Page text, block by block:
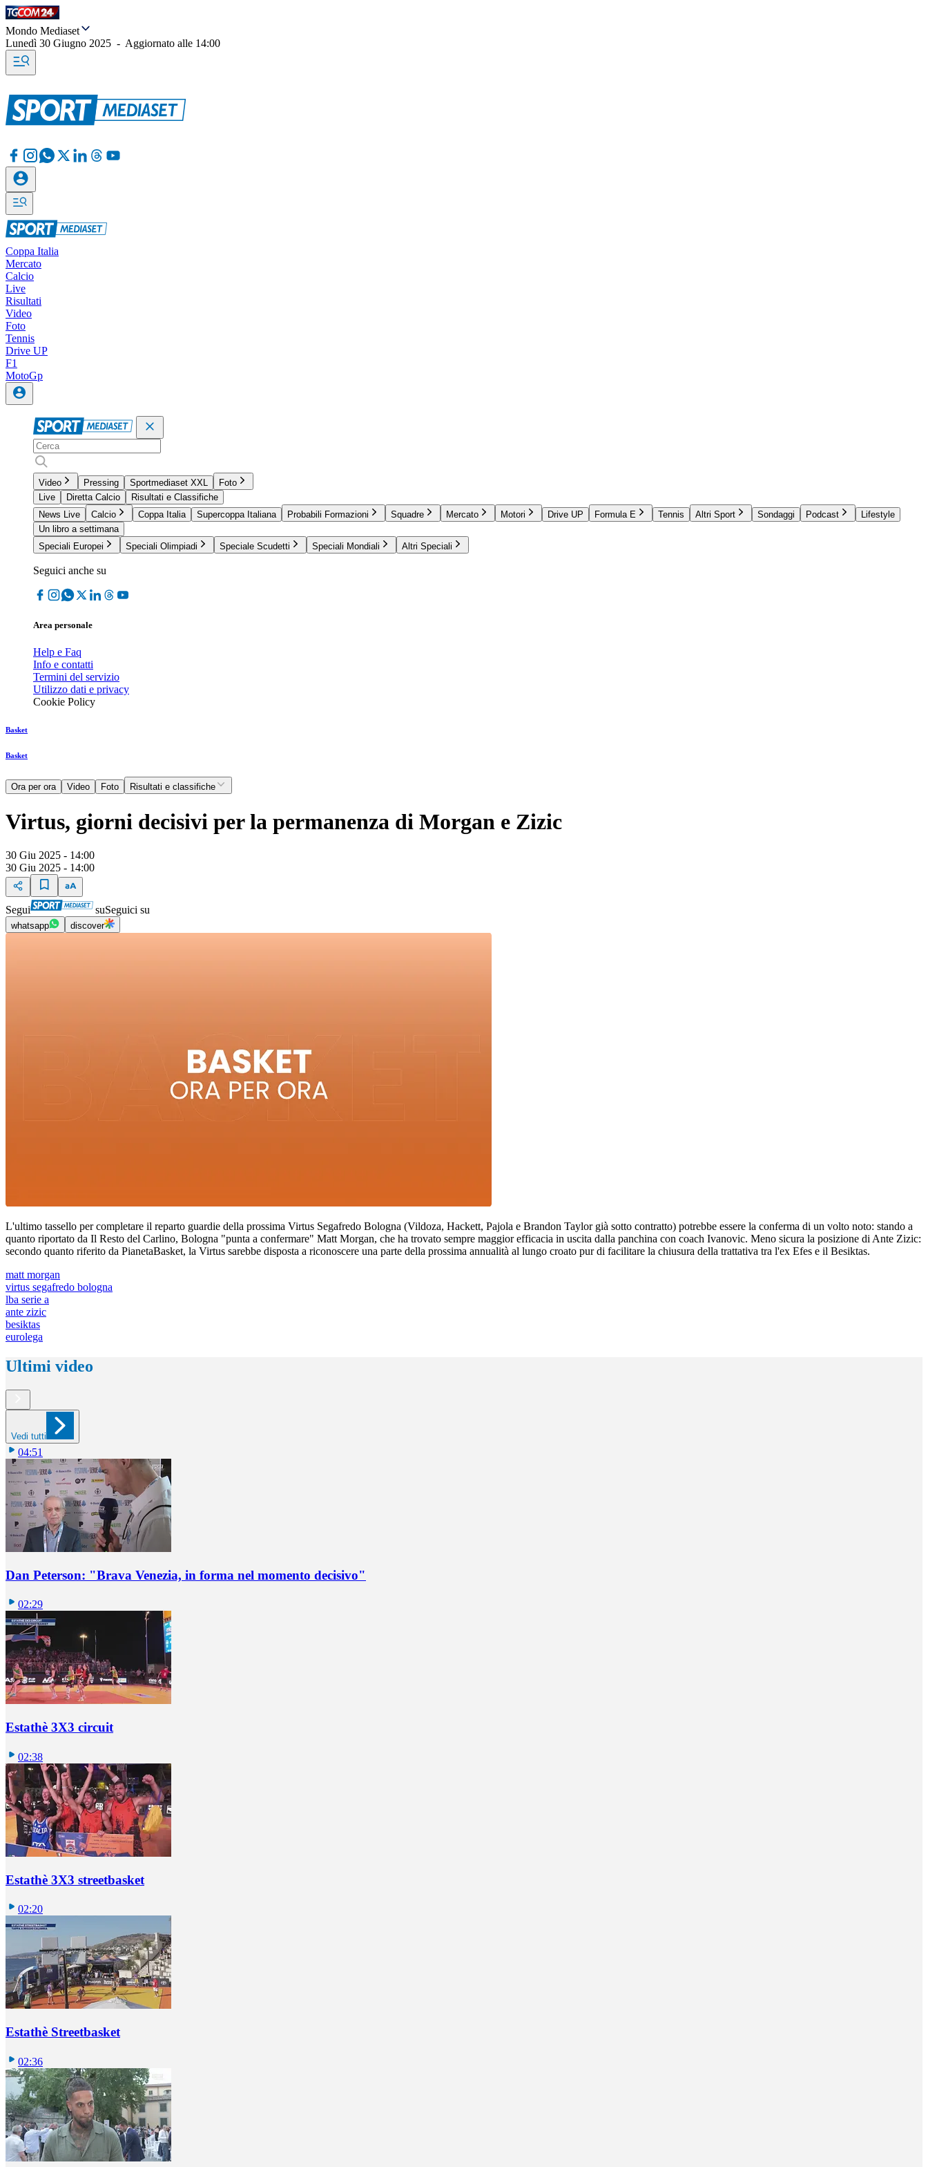
Mondo Mediaset
Lunedì 30 Giugno 2025 - Aggiornato alle 14:00
Coppa Italia
Mercato
Calcio
Live
Risultati
Video
Foto
Tennis
Drive UP
F1
MotoGp
Video Pressing Sportmediaset XXL
Foto
Live
Diretta Calcio
Risultati e Classifiche
News Live
Calcio Coppa Italia Supercoppa Italiana Probabili Formazioni Squadre Mercato Motori Drive UP Formula E Tennis Altri Sport Sondaggi Podcast
Lifestyle
Un libro a settimana
Speciali Europei
Speciali Olimpiadi Speciale Scudetti Speciali Mondiali Altri Speciali
Seguici anche su
Area personale
Help e Faq
Info e contatti
Termini del servizio
Utilizzo dati e privacy
Cookie Policy
Basket
Basket
Ora per ora Video Foto Risultati e classifiche
Virtus, giorni decisivi per la permanenza di Morgan e Zizic
30 Giu 2025 - 14:00
30 Giu 2025 - 14:00
Segui suSeguici su
whatsapp discover
L'ultimo tassello per completare il reparto guardie della prossima Virtus Segafredo Bologna (Vildoza, Hackett, Pajola e Brandon Taylor già sotto contratto) potrebbe essere la conferma di un volto noto: stando a
quanto riportato da Il Resto del Carlino, Bologna "punta a confermare" Matt Morgan, che ha trovato sempre maggior efficacia in uscita dalla panchina con coach Ivanovic. Meno sicura la posizione di Ante Zizic:
secondo quanto riferito da PianetaBasket, la Virtus sarebbe disposta a riconoscere una parte della prossima annualità al lungo croato pur di facilitare la chiusura della trattativa tra l'ex Efes e il Besiktas.
matt morgan
virtus segafredo bologna
lba serie a
ante zizic
besiktas
eurolega
Ultimi video
Vedi tutti
04:51
Dan Peterson: "Brava Venezia, in forma nel momento decisivo"
02:29
Estathè 3X3 circuit
02:38
Estathè 3X3 streetbasket
02:20
Estathè Streetbasket
02:36